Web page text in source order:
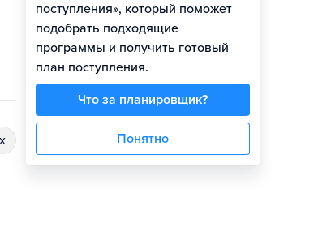
поступления», который поможет
подобрать подходящие
программы и получить готовый
план поступления.
Что за планировщик?
Понятно